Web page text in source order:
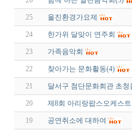
25 울진환경가요제
24 한가위 달맞이 연주회
23 가족음악회
22 찾아가는 문화활동(4)
21 달서구 첨단문화회관 초청
20 제8회 아리랑팝스오케스
19 공연취소에 대하여